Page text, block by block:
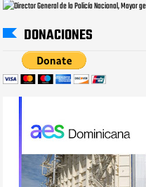
DONACIONES